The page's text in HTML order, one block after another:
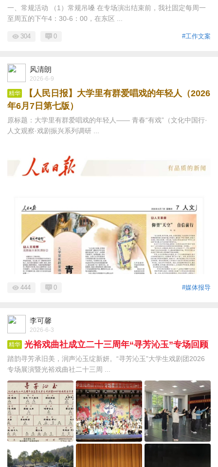
一、常规活动 （1）常规吊嗓 在专场演出结束前，我社固定每周一
至周五的下午4：30-6：00，在东区 ...
#工作文案
304 0
风清朗
2026-6-9
精华
【人民日报】大学里有群爱唱戏的年轻人（2026
年6月7日第七版）
原标题：大学里有群爱唱戏的年轻人—— 青春“有戏”（文化中国行·
人文观察·戏剧振兴系列调研 ...
#媒体报导
444 0
李可馨
2026-6-3
精华 光裕戏曲社成立二十三周年“寻芳沁玉”专场回顾
踏韵寻芳承旧美，润声沁玉绽新妍。“寻芳沁玉”大学生戏剧团2026
专场展演暨光裕戏曲社二十三周 ...